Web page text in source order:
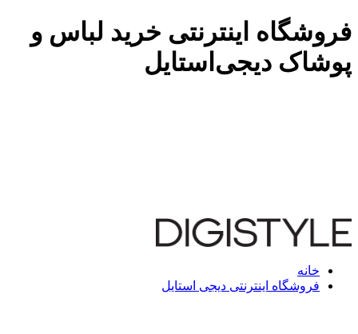
فروشگاه اینترنتی خرید لباس و
پوشاک دیجی‌استایل
خانه
فروشگاه اینترنتی دیجی استایل